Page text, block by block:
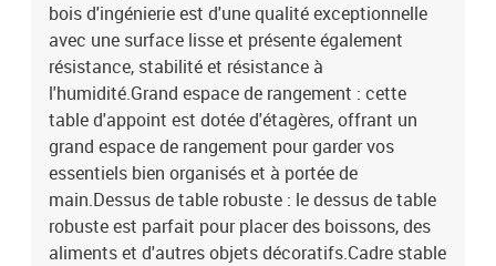
bois d'ingénierie est d'une qualité exceptionnelle
avec une surface lisse et présente également
résistance, stabilité et résistance à
l'humidité.Grand espace de rangement : cette
table d'appoint est dotée d'étagères, offrant un
grand espace de rangement pour garder vos
essentiels bien organisés et à portée de
main.Dessus de table robuste : le dessus de table
robuste est parfait pour placer des boissons, des
aliments et d'autres objets décoratifs.Cadre stable